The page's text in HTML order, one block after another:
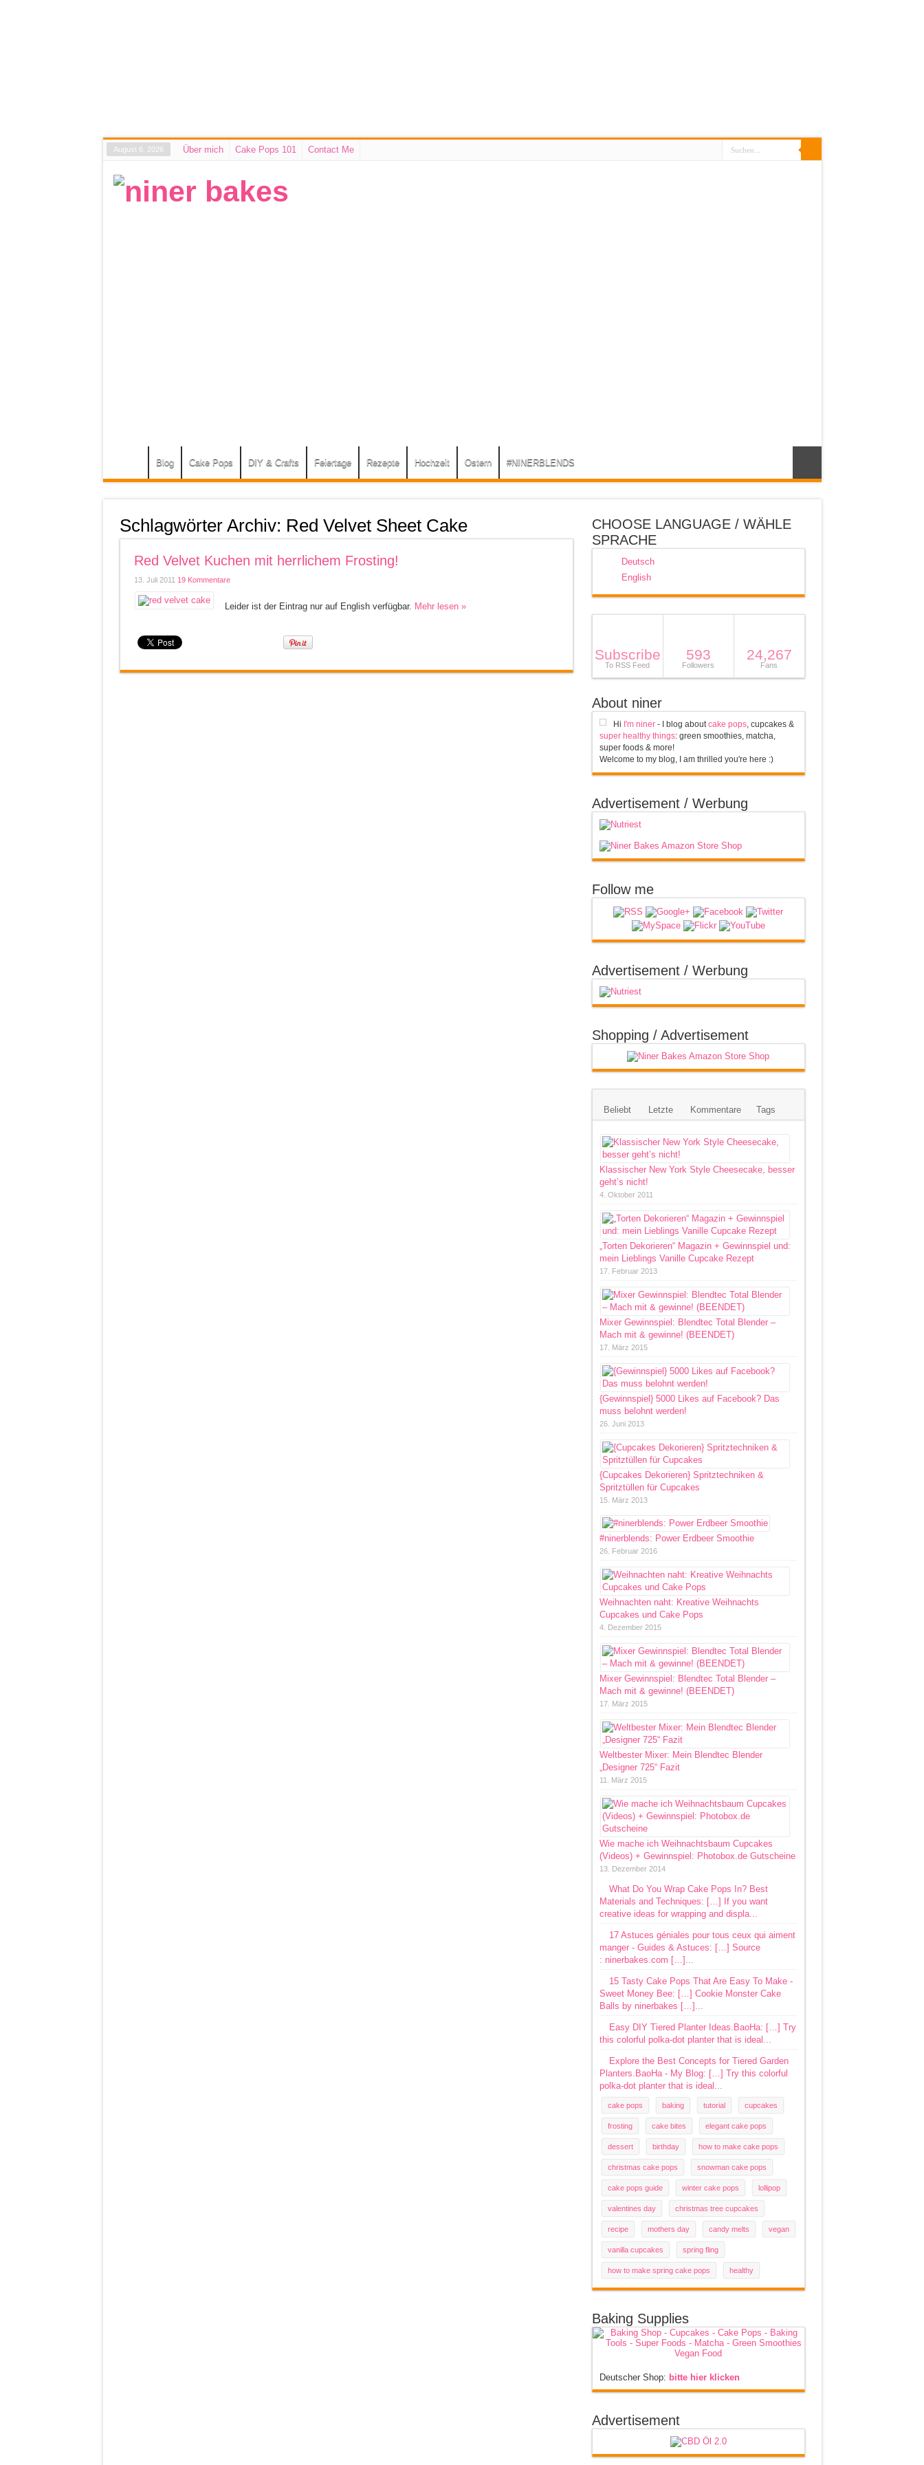
August 6, 2026 Über mich Cake Pops 101 Contact Me
Blog Cake Pops DIY & Crafts Feiertage Rezepte Hochzeit Ostern #NINERBLENDS
Schlagwörter Archiv: Red Velvet Sheet Cake
Red Velvet Kuchen mit herrlichem Frosting!
13. Juli 2011 19 Kommentare
Leider ist der Eintrag nur auf English verfügbar. Mehr lesen »
CHOOSE LANGUAGE / WÄHLE
SPRACHE
Deutsch
English
Subscribe
To RSS Feed
593
Followers
24,267
Fans
About niner
Hi I'm niner- I blog aboutcake pops, cupcakes &
super healthy things: green smoothies, matcha,
super foods & more!
Welcome to my blog, I am thrilled you're here :)
Advertisement / Werbung
Follow me
Advertisement / Werbung
Shopping / Advertisement
Beliebt Letzte Kommentare Tags
Klassischer New York Style Cheesecake, besser
geht’s nicht!
4. Oktober 2011
„Torten Dekorieren“ Magazin + Gewinnspiel und:
mein Lieblings Vanille Cupcake Rezept
17. Februar 2013
Mixer Gewinnspiel: Blendtec Total Blender –
Mach mit & gewinne! (BEENDET)
17. März 2015
{Gewinnspiel} 5000 Likes auf Facebook? Das
muss belohnt werden!
26. Juni 2013
{Cupcakes Dekorieren} Spritztechniken &
Spritztüllen für Cupcakes
15. März 2013
#ninerblends: Power Erdbeer Smoothie
26. Februar 2016
Weihnachten naht: Kreative Weihnachts
Cupcakes und Cake Pops
4. Dezember 2015
Mixer Gewinnspiel: Blendtec Total Blender –
Mach mit & gewinne! (BEENDET)
17. März 2015
Weltbester Mixer: Mein Blendtec Blender
„Designer 725“ Fazit
11. März 2015
Wie mache ich Weihnachtsbaum Cupcakes
(Videos) + Gewinnspiel: Photobox.de Gutscheine
13. Dezember 2014
What Do You Wrap Cake Pops In? Best
Materials and Techniques: […] If you want
creative ideas for wrapping and displa...
17 Astuces géniales pour tous ceux qui aiment
manger - Guides & Astuces: […] Source
: ninerbakes.com […]...
15 Tasty Cake Pops That Are Easy To Make -
Sweet Money Bee: […] Cookie Monster Cake
Balls by ninerbakes […]...
Easy DIY Tiered Planter Ideas.BaoHa: […] Try
this colorful polka-dot planter that is ideal...
Explore the Best Concepts for Tiered Garden
Planters.BaoHa - My Blog: […] Try this colorful
polka-dot planter that is ideal...
cake pops baking tutorial cupcakes
frosting cake bites elegant cake pops
dessert birthday how to make cake pops
christmas cake pops snowman cake pops
cake pops guide winter cake pops lollipop
valentines day christmas tree cupcakes
recipe mothers day candy melts vegan
vanilla cupcakes spring fling
how to make spring cake pops healthy
Baking Supplies
Deutscher Shop: bitte hier klicken
Advertisement